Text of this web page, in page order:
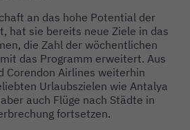
an das hohe Potential der
hat sie bereits neue Ziele in das
die Zahl der wöchentlichen
das Programm erweitert. Aus
Corendon Airlines weiterhin
Urlaubszielen wie Antalya
auch Flüge nach Städte in
fortsetzen.